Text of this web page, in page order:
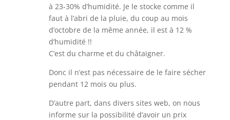
à 23-30% d’humidité. Je le stocke comme il
faut à l’abri de la pluie, du coup au mois
d’octobre de la même année, il est à 12 %
d’humidité !!
C’est du charme et du châtaigner.
Donc il n’est pas nécessaire de le faire sécher
pendant 12 mois ou plus.
D’autre part, dans divers sites web, on nous
informe sur la possibilité d’avoir un prix